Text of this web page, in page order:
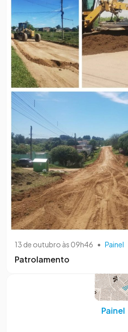
13 de outubro às 09h46 • Painel
Patrolamento
Painel